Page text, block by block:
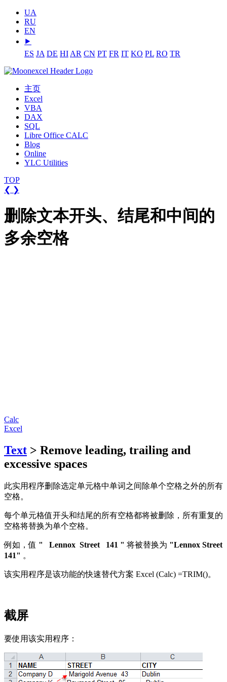
UA
RU
EN
⯈
ES JA DE HI AR CN PT FR IT KO PL RO TR
主页
Excel
VBA
DAX
SQL
Libre Office CALC
Blog
Online
YLC Utilities
TOP
❮ ❯
删除文本开头、结尾和中间的
多余空格
Calc
Excel
Text > Remove leading, trailing and
excessive spaces
此实用程序删除选定单元格中单词之间除单个空格之外的所有
空格。
每个单元格值开头和结尾的所有空格都将被删除，所有重复的
空格将替换为单个空格。
例如，值 " Lennox Street 141 " 将被替换为 "Lennox Street
141" 。
该实用程序是该功能的快速替代方案 Excel (Calc) =TRIM()。
截屏
要使用该实用程序：